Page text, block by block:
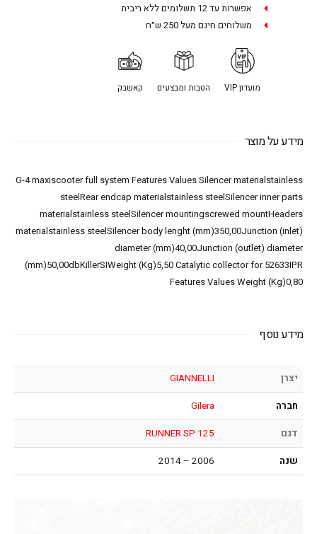
אפשרות עד 12 תשלומים ללא ריבית
משלוחים חינם מעל 250 ש״ח
מועדון VIP הטבות ומבצעים קאשבק
מידע על מוצר
G-4 maxiscooter full system Features Values Silencer materialstainless
steelRear endcap materialstainless steelSilencer inner parts
materialstainless steelSilencer mountingscrewed mountHeaders
materialstainless steelSilencer body lenght (mm)350,00Junction (inlet)
diameter (mm)40,00Junction (outlet) diameter
(mm)50,00dbKillerSIWeight (Kg)5,50 Catalytic collector for 52633IPR
Features Values Weight (Kg)0,80
מידע נוסף
יצרן
GIANNELLI
חברה
Gilera
דגם
RUNNER SP 125
שנה
2006 – 2014